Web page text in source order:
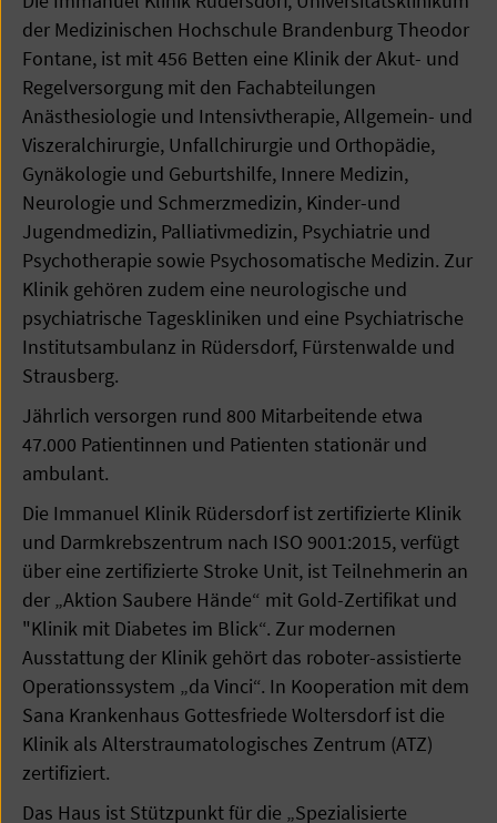
der Medizinischen Hochschule Brandenburg Theodor
Fontane, ist mit 456 Betten eine Klinik der Akut- und
Regelversorgung mit den Fachabteilungen
Anästhesiologie und Intensivtherapie, Allgemein- und
Viszeralchirurgie, Unfallchirurgie und Orthopädie,
Gynäkologie und Geburtshilfe, Innere Medizin,
Neurologie und Schmerzmedizin, Kinder-und
Jugendmedizin, Palliativmedizin, Psychiatrie und
Psychotherapie sowie Psychosomatische Medizin. Zur
Klinik gehören zudem eine neurologische und
psychiatrische Tageskliniken und eine Psychiatrische
Institutsambulanz in Rüdersdorf, Fürstenwalde und
Strausberg.
Jährlich versorgen rund 800 Mitarbeitende etwa
47.000 Patientinnen und Patienten stationär und
ambulant.
Die Immanuel Klinik Rüdersdorf ist zertifizierte Klinik
und Darmkrebszentrum nach ISO 9001:2015, verfügt
über eine zertifizierte Stroke Unit, ist Teilnehmerin an
der „Aktion Saubere Hände“ mit Gold-Zertifikat und
"Klinik mit Diabetes im Blick“. Zur modernen
Ausstattung der Klinik gehört das roboter-assistierte
Operationssystem „da Vinci“. In Kooperation mit dem
Sana Krankenhaus Gottesfriede Woltersdorf ist die
Klinik als Alterstraumatologisches Zentrum (ATZ)
zertifiziert.
Das Haus ist Stützpunkt für die „Spezialisierte